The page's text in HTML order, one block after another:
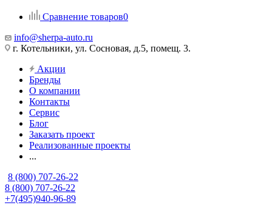
Сравнение товаров0
info@sherpa-auto.ru
г. Котельники, ул. Сосновая, д.5, помещ. 3.
Акции
Бренды
О компании
Контакты
Сервис
Блог
Заказать проект
Реализованные проекты
...
8 (800) 707-26-22
8 (800) 707-26-22
+7(495)940-96-89